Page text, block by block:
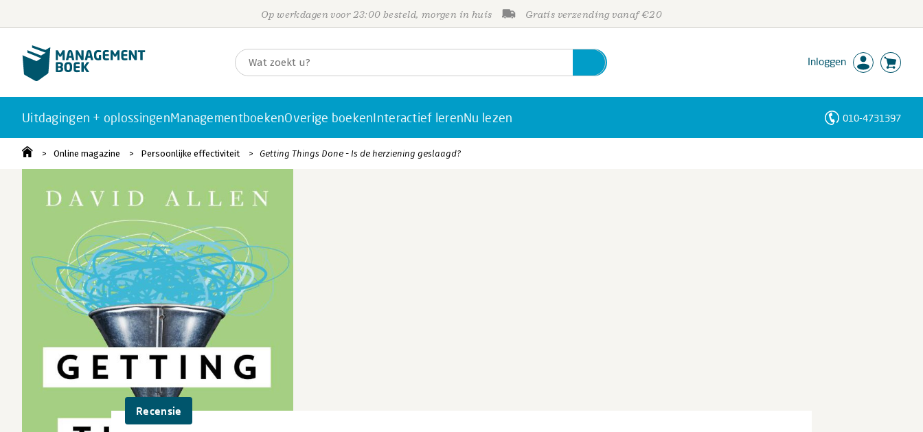
Op werkdagen voor 23:00 besteld, morgen in huis Gratis verzending vanaf €20
Inloggen
Uitdagingen + oplossingenManagementboekenOverige boekenInteractief lerenNu lezen 010-4731397
Online magazine Persoonlijke effectiviteit Getting Things Done - Is de herziening geslaagd?
Recensie
Personen